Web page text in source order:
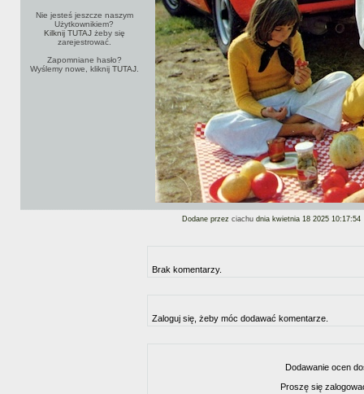
Nie jesteś jeszcze naszym
Użytkownikiem?
Kilknij TUTAJżeby się
zarejestrować.
Zapomniane hasło?
Wyślemy nowe, kliknij TUTAJ.
Dodane przez ciachu dnia kwietnia 18 2025 10:17:54
Brak komentarzy.
Zaloguj się, żeby móc dodawać komentarze.
Dodawanie ocen
Proszę się